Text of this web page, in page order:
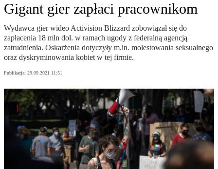
Gigant gier zapłaci pracownikom
Wydawca gier wideo Activision Blizzard zobowiązał się do
zapłacenia 18 mln dol. w ramach ugody z federalną agencją
zatrudnienia. Oskarżenia dotyczyły m.in. molestowania seksualnego
oraz dyskryminowania kobiet w tej firmie.
Publikacja: 29.09.2021 11:51